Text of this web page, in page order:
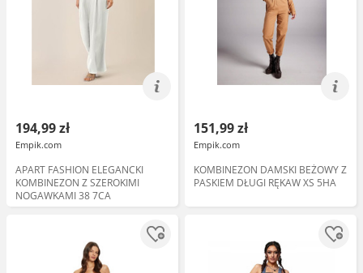
194,99 zł
Empik.com
APART FASHION ELEGANCKI
KOMBINEZON Z SZEROKIMI
NOGAWKAMI 38 7CA
151,99 zł
Empik.com
KOMBINEZON DAMSKI BEŻOWY Z
PASKIEM DŁUGI RĘKAW XS 5HA